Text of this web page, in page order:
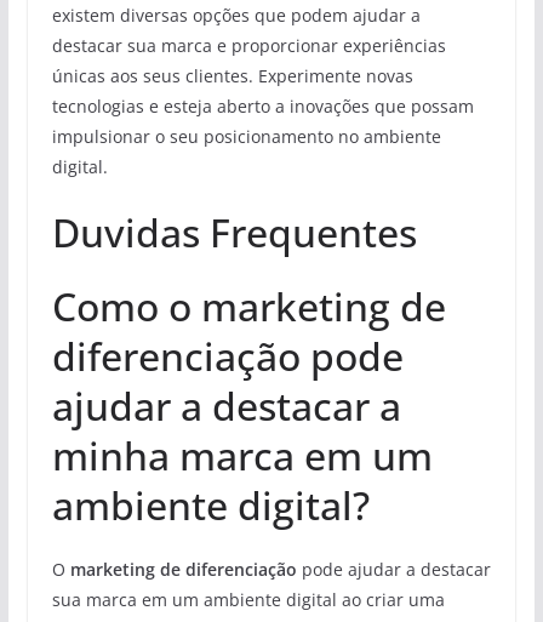
existem diversas opções que podem ajudar a
destacar sua marca e proporcionar experiências
únicas aos seus clientes. Experimente novas
tecnologias e esteja aberto a inovações que possam
impulsionar o seu posicionamento no ambiente
digital.
Duvidas Frequentes
Como o marketing de
diferenciação pode
ajudar a destacar a
minha marca em um
ambiente digital?
O marketing de diferenciação pode ajudar a destacar
sua marca em um ambiente digital ao criar uma